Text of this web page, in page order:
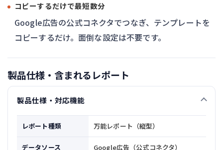
コピーするだけで最短数分
Google広告の公式コネクタでつなぎ、テンプレートを
コピーするだけ。面倒な設定は不要です。
製品仕様・含まれるレポート
製品仕様・対応機能
レポート種類 万能レポート（縦型）
データソース Google広告（公式コネクタ）